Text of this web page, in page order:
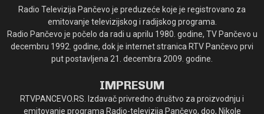
Radio Televizija Pančevo je preduzeće koje je registrovano za
emitovanje televizijskog i radijskog programa.
Radio Pančevo je počelo da radi u aprilu 1980. godine, TV Pančevo u
decembru 1992. godine, dok je internet stranica RTV Pančevo prvi
put postavljena 21. decembra 2009. godine.
IMPRESUM
RTVPANCEVO.RS. Izdavač privredno društvo za proizvodnju i
emitovanje programa Radio-televizija Pančevo, doo, Nikole